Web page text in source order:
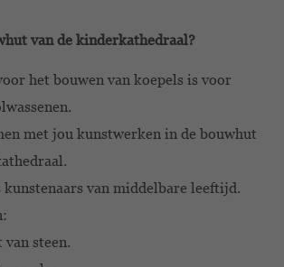
van de kinderkathedraal?
het bouwen van koepels is voor
met jou kunstwerken in de bouwhut
kunstenaars van middelbare leeftijd.
van steen.